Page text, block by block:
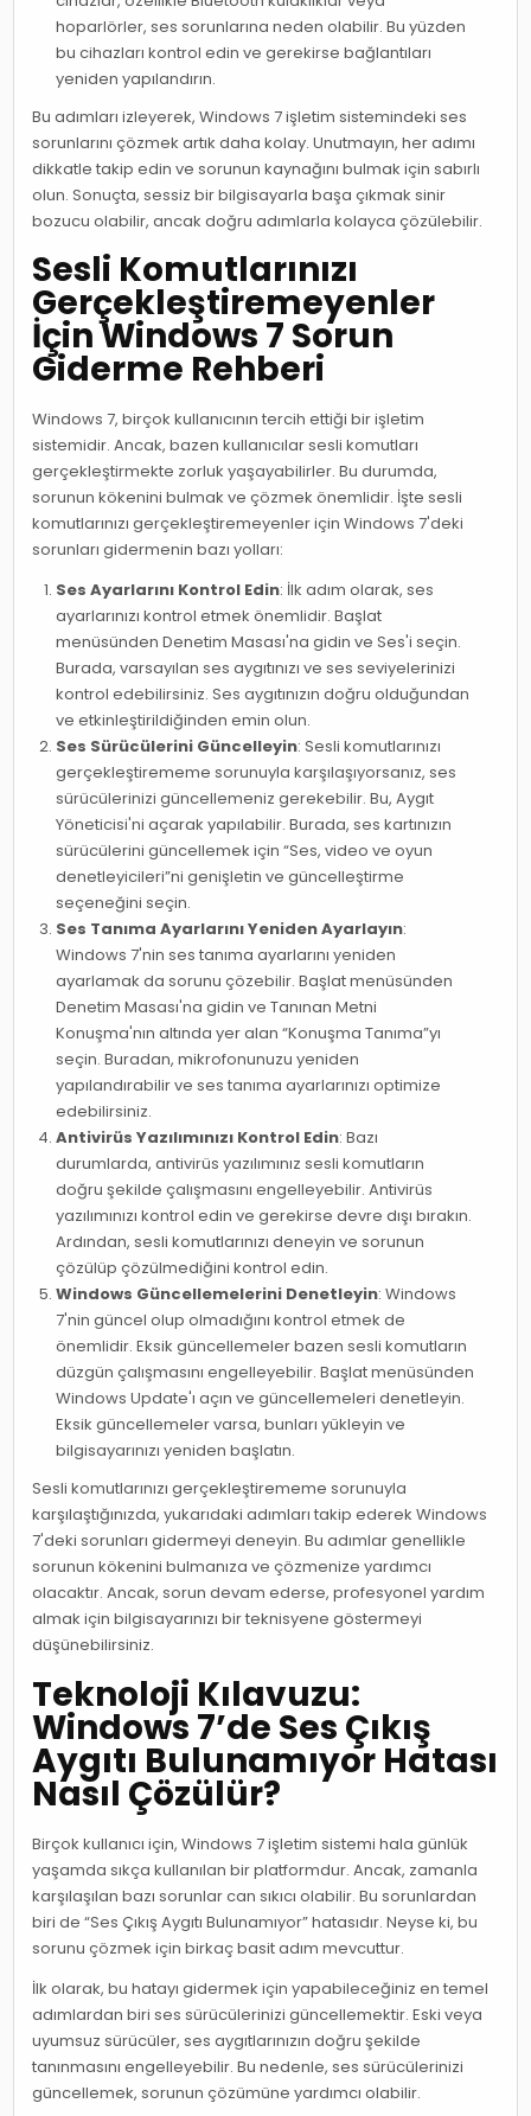
hoparlörler, ses sorunlarına neden olabilir. Bu yüzden
bu cihazları kontrol edin ve gerekirse bağlantıları
yeniden yapılandırın.
Bu adımları izleyerek, Windows 7 işletim sistemindeki ses
sorunlarını çözmek artık daha kolay. Unutmayın, her adımı
dikkatle takip edin ve sorunun kaynağını bulmak için sabırlı
olun. Sonuçta, sessiz bir bilgisayarla başa çıkmak sinir
bozucu olabilir, ancak doğru adımlarla kolayca çözülebilir.
Sesli Komutlarınızı
Gerçekleştiremeyenler
İçin Windows 7 Sorun
Giderme Rehberi
Windows 7, birçok kullanıcının tercih ettiği bir işletim
sistemidir. Ancak, bazen kullanıcılar sesli komutları
gerçekleştirmekte zorluk yaşayabilirler. Bu durumda,
sorunun kökenini bulmak ve çözmek önemlidir. İşte sesli
komutlarınızı gerçekleştiremeyenler için Windows 7'deki
sorunları gidermenin bazı yolları:
Ses Ayarlarını Kontrol Edin: İlk adım olarak, ses
ayarlarınızı kontrol etmek önemlidir. Başlat
menüsünden Denetim Masası'na gidin ve Ses'i seçin.
Burada, varsayılan ses aygıtınızı ve ses seviyelerinizi
kontrol edebilirsiniz. Ses aygıtınızın doğru olduğundan
ve etkinleştirildiğinden emin olun.
Ses Sürücülerini Güncelleyin: Sesli komutlarınızı
gerçekleştirememe sorunuyla karşılaşıyorsanız, ses
sürücülerinizi güncellemeniz gerekebilir. Bu, Aygıt
Yöneticisi'ni açarak yapılabilir. Burada, ses kartınızın
sürücülerini güncellemek için “Ses, video ve oyun
denetleyicileri”ni genişletin ve güncelleştirme
seçeneğini seçin.
Ses Tanıma Ayarlarını Yeniden Ayarlayın:
Windows 7'nin ses tanıma ayarlarını yeniden
ayarlamak da sorunu çözebilir. Başlat menüsünden
Denetim Masası'na gidin ve Tanınan Metni
Konuşma'nın altında yer alan “Konuşma Tanıma”yı
seçin. Buradan, mikrofonunuzu yeniden
yapılandırabilir ve ses tanıma ayarlarınızı optimize
edebilirsiniz.
Antivirüs Yazılımınızı Kontrol Edin: Bazı
durumlarda, antivirüs yazılımınız sesli komutların
doğru şekilde çalışmasını engelleyebilir. Antivirüs
yazılımınızı kontrol edin ve gerekirse devre dışı bırakın.
Ardından, sesli komutlarınızı deneyin ve sorunun
çözülüp çözülmediğini kontrol edin.
Windows Güncellemelerini Denetleyin: Windows
7'nin güncel olup olmadığını kontrol etmek de
önemlidir. Eksik güncellemeler bazen sesli komutların
düzgün çalışmasını engelleyebilir. Başlat menüsünden
Windows Update'ı açın ve güncellemeleri denetleyin.
Eksik güncellemeler varsa, bunları yükleyin ve
bilgisayarınızı yeniden başlatın.
Sesli komutlarınızı gerçekleştirememe sorunuyla
karşılaştığınızda, yukarıdaki adımları takip ederek Windows
7'deki sorunları gidermeyi deneyin. Bu adımlar genellikle
sorunun kökenini bulmanıza ve çözmenize yardımcı
olacaktır. Ancak, sorun devam ederse, profesyonel yardım
almak için bilgisayarınızı bir teknisyene göstermeyi
düşünebilirsiniz.
Teknoloji Kılavuzu:
Windows 7’de Ses Çıkış
Aygıtı Bulunamıyor Hatası
Nasıl Çözülür?
Birçok kullanıcı için, Windows 7 işletim sistemi hala günlük
yaşamda sıkça kullanılan bir platformdur. Ancak, zamanla
karşılaşılan bazı sorunlar can sıkıcı olabilir. Bu sorunlardan
biri de “Ses Çıkış Aygıtı Bulunamıyor” hatasıdır. Neyse ki, bu
sorunu çözmek için birkaç basit adım mevcuttur.
İlk olarak, bu hatayı gidermek için yapabileceğiniz en temel
adımlardan biri ses sürücülerinizi güncellemektir. Eski veya
uyumsuz sürücüler, ses aygıtlarınızın doğru şekilde
tanınmasını engelleyebilir. Bu nedenle, ses sürücülerinizi
güncellemek, sorunun çözümüne yardımcı olabilir.